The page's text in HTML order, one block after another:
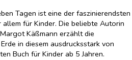
Tagen ist eine der faszinierendsten
für Kinder. Die beliebte Autorin
Käßmann erzählt die
in diesem ausdrucksstark von
Buch für Kinder ab 5 Jahren.